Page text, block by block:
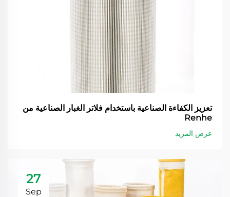
تعزيز الكفاءة الصناعية باستخدام فلاتر الغبار الصناعية من
Renhe
عرض المزيد
27
Sep